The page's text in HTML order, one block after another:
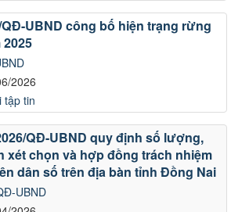
2026
UBND công bố hiện trạng rừng
tập tin
UBND
QĐ-UBND quy định số lượng,
xét chọn và hợp đồng trách nhiệm
dân số trên địa bàn tỉnh Đồng Nai